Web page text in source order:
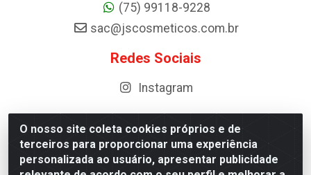
O nosso site coleta cookies próprios e de
terceiros para proporcionar uma experiência
personalizada ao usuário, apresentar publicidade
(75) 99118-9228
sac@jscosmeticos.com.br
Redes Sociais
Instagram
Distribuidora de Cosméticos Antoneto LTDA - BA-052,
km 87 - Industrial, Ipirá - BA, 44600-000 - CNPJ